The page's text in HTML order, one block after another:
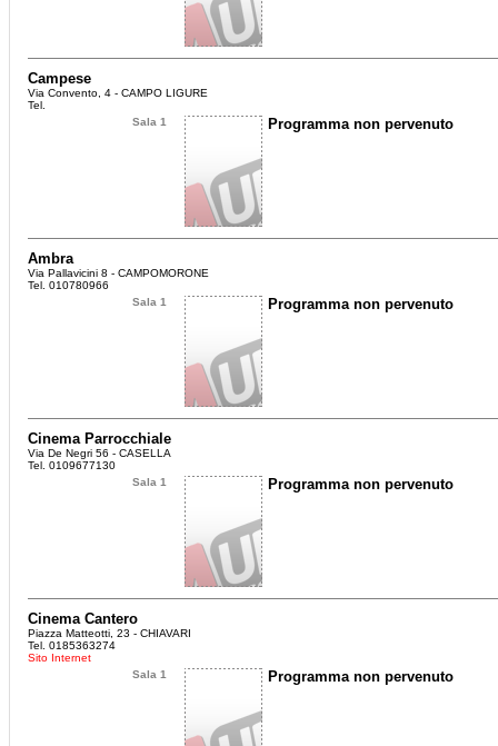
Campese
Via Convento, 4 - CAMPO LIGURE
Tel.
Sala 1
Programma non pervenuto
Ambra
Via Pallavicini 8 - CAMPOMORONE
Tel. 010780966
Sala 1
Programma non pervenuto
Cinema Parrocchiale
Via De Negri 56 - CASELLA
Tel. 0109677130
Sala 1
Programma non pervenuto
Cinema Cantero
Piazza Matteotti, 23 - CHIAVARI
Tel. 0185363274
Sito Internet
Sala 1
Programma non pervenuto